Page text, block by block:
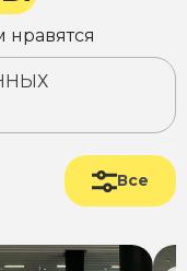
нравятся
Все